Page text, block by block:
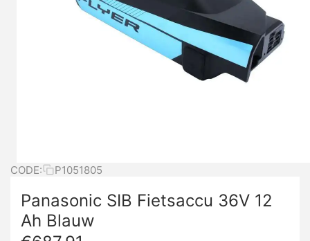
CODE: P1051805
Panasonic SIB Fietsaccu 36V 12
Ah Blauw